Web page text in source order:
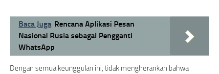
Baca Juga Rencana Aplikasi Pesan
Nasional Rusia sebagai Pengganti
WhatsApp
Dengan semua keunggulan ini, tidak mengherankan bahwa